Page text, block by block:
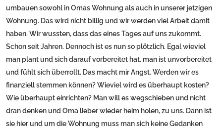
umbauen sowohl in Omas Wohnung als auch in unserer jetzigen
Wohnung. Das wird nicht billig und wir werden viel Arbeit damit
haben. Wir wussten, dass das eines Tages auf uns zukommt.
Schon seit Jahren. Dennoch ist es nun so plötzlich. Egal wieviel
man plant und sich darauf vorbereitet hat, man ist unvorbereitet
und fühlt sich überrollt. Das macht mir Angst. Werden wir es
finanziell stemmen können? Wieviel wird es überhaupt kosten?
Wie überhaupt einrichten? Man will es wegschieben und nicht
dran denken und Oma lieber wieder heim holen, zu uns. Dann ist
sie hier und um die Wohnung muss man sich keine Gedanken